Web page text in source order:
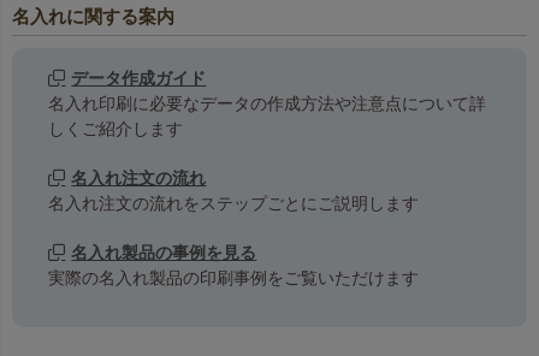
名入れに関する案内
データ作成ガイド
名入れ印刷に必要なデータの作成方法や注意点について詳
しくご紹介します
名入れ注文の流れ
名入れ注文の流れをステップごとにご説明します
名入れ製品の事例を見る
実際の名入れ製品の印刷事例をご覧いただけます